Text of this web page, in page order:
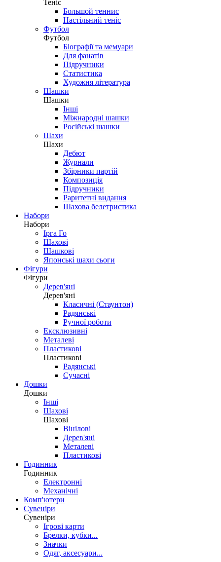
Теніс
Большой теннис
Настільний теніс
Футбол
Футбол
Біографії та мемуари
Для фанатів
Підручники
Статистика
Художня література
Шашки
Шашки
Інші
Міжнародні шашки
Російські шашки
Шахи
Шахи
Дебют
Журнали
Збірники партій
Композиція
Підручники
Раритетні видання
Шахова белетристика
Набори
Набори
Ірга Го
Шахові
Шашкові
Японські шахи сьоги
Фігури
Фігури
Дерев'яні
Дерев'яні
Класичні (Стаунтон)
Радянські
Ручної роботи
Ексклюзивні
Металеві
Пластикові
Пластикові
Радянські
Сучасні
Дошки
Дошки
Інші
Шахові
Шахові
Вінілові
Дерев'яні
Металеві
Пластикові
Годинник
Годинник
Електронні
Механічні
Комп'ютери
Сувеніри
Сувеніри
Ігрові карти
Брелки, кубки...
Значки
Одяг, аксесуари...